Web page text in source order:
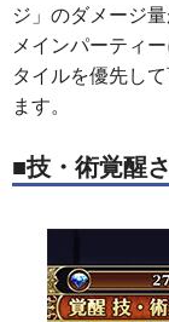
ジ」のダメージ
メインパーティ
タイルを優先し
ます。
■技・術覚醒